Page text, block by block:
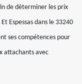
de déterminer les prix
Espessas dans le 33240
ses compétences pour
attachants avec